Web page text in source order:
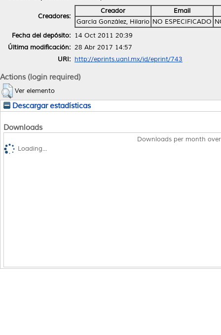
Creadores:
Creador
Email
García González, Hilario NO ESPECIFICADO
Fecha del depósito: 14 Oct 2011 20:39
Última modificación: 28 Abr 2017 14:57
URI: http://eprints.uanl.mx/id/eprint/743
Actions (login required)
Ver elemento
Descargar estadísticas
Downloads
Downloads per month
Loading...